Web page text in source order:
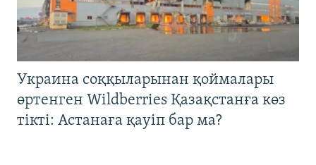
Украина соққыларынан қоймалары
өртенген Wildberries Қазақстанға көз
тікті: Астанаға қауіп бар ма?